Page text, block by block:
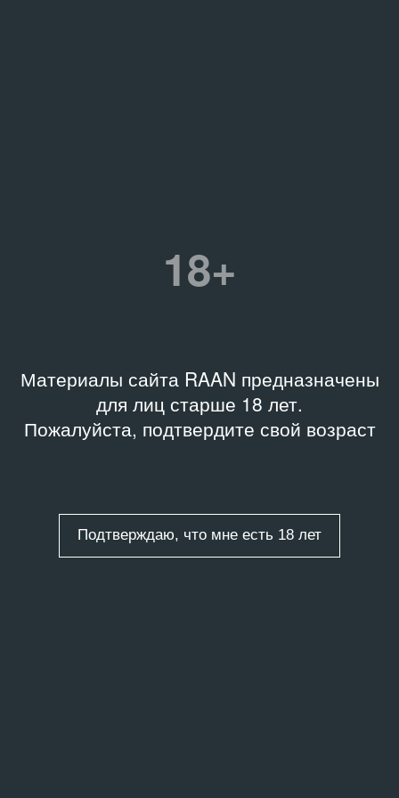
18+
Материалы сайта RAAN предназначены
для лиц старше 18 лет.
Пожалуйста, подтвердите свой возраст
Подтверждаю, что мне есть 18 лет